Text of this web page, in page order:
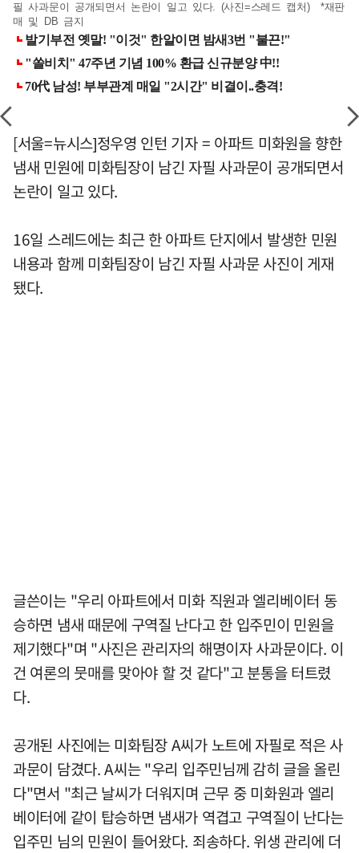
필 사과문이 공개되면서 논란이 일고 있다. (사진=스레드 캡처) *재판
매 및 DB 금지
[서울=뉴시스]정우영 인턴 기자 = 아파트 미화원을 향한
냄새 민원에 미화팀장이 남긴 자필 사과문이 공개되면서
논란이 일고 있다.
16일 스레드에는 최근 한 아파트 단지에서 발생한 민원
내용과 함께 미화팀장이 남긴 자필 사과문 사진이 게재
됐다.
글쓴이는 "우리 아파트에서 미화 직원과 엘리베이터 동
승하면 냄새 때문에 구역질 난다고 한 입주민이 민원을
제기했다"며 "사진은 관리자의 해명이자 사과문이다. 이
건 여론의 뭇매를 맞아야 할 것 같다"고 분통을 터트렸
다.
공개된 사진에는 미화팀장 A씨가 노트에 자필로 적은 사
과문이 담겼다. A씨는 "우리 입주민님께 감히 글을 올린
다"면서 "최근 날씨가 더워지며 근무 중 미화원과 엘리
베이터에 같이 탑승하면 냄새가 역겹고 구역질이 난다는
입주민 님의 민원이 들어왔다. 죄송하다. 위생 관리에 더